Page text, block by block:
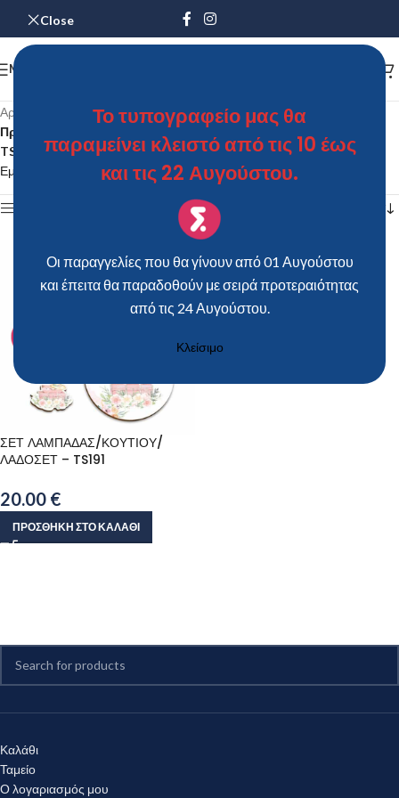
Close
Το τυπογραφείο μας θα
παραμείνει κλειστό από τις 10 έως
και τις 22 Αυγούστου.
Οι παραγγελίες που θα γίνουν από 01 Αυγούστου
και έπειτα θα παραδοθούν με σειρά προτεραιότητας
από τις 24 Αυγούστου.
Κλείσιμο
MENU
Αρχική σελίδα
Προϊόντα με ετικέτα “ΣΕΤ ΛΑΜΠΑΔΑΣ/ΚΟΥΤΙΟΥ/ΛΑΔΟΣΕΤ –
TS191”
Εμφάνιση του μοναδικού αποτελέσματος
ΣΕΤ ΛΑΜΠΑΔΑΣ/ΚΟΥΤΙΟΥ/
ΛΑΔΟΣΕΤ – TS191
20.00 €
ΠΡΟΣΘΉΚΗ ΣΤΟ ΚΑΛΆΘΙ
Καλάθι
Ταμείο
Ο λογαριασμός μου